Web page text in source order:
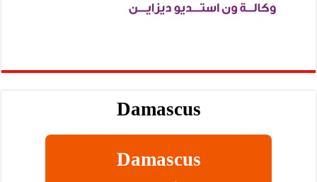
Damascus
Damascus